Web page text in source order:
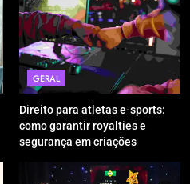
GERAL
Direito para atletas e-sports:
como garantir royalties e
segurança em criações